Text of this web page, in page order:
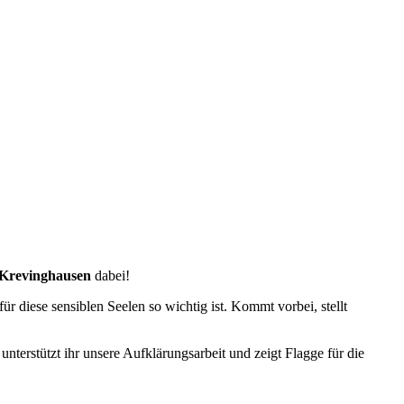
dabei!
diese sensiblen Seelen so wichtig ist. Kommt vorbei, stellt
ihr unsere Aufklärungsarbeit und zeigt Flagge für die